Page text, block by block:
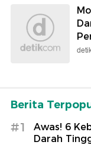
Berita
#1
Awas! 6
Darah